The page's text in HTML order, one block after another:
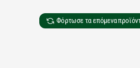
Φόρτωσε τα επόμενα